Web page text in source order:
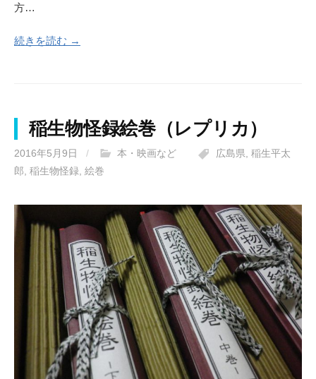
方…
続きを読む →
稲生物怪録絵巻（レプリカ）
2016年5月9日 / 本・映画など 広島県, 稲生平太
郎 稲生物怪録 絵巻